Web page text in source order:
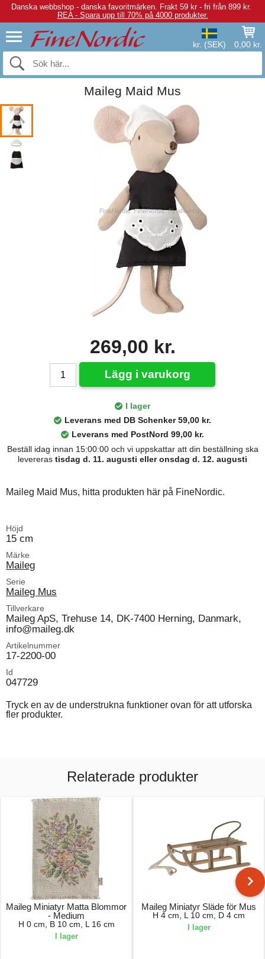
Danska webbshop - danska favoritmärken. Frakt 59 kr - fri från 899 kr.
REA - Spara upp till 70% på 4000 produkter.
kr. (SEK) 0,00 kr.
Maileg Maid Mus
269,00 kr.
Lägg i varukorg
I lager
Leverans med DB Schenker 59,00 kr.
Leverans med PostNord 99,00 kr.
Beställ idag innan 15:00:00 och vi uppskattar att din beställning ska
levereras tisdag d. 11. augusti eller onsdag d. 12. augusti
Maileg Maid Mus, hitta produkten här på FineNordic.
Höjd
15 cm
Märke
Maileg
Serie
Maileg Mus
Tillverkare
Maileg ApS, Trehuse 14, DK-7400 Herning, Danmark,
info@maileg.dk
Artikelnummer
17-2200-00
Id
047729
Tryck en av de understrukna funktioner ovan för att utforska
fler produkter.
Relaterade produkter
Maileg Miniatyr Matta Blommor
- Medium
H 0 cm, B 10 cm, L 16 cm
I lager
Maileg Miniatyr Släde för Mus
H 4 cm, L 10 cm, D 4 cm
I lager